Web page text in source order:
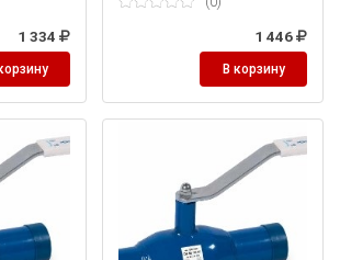
1 334
1 446
В корзину